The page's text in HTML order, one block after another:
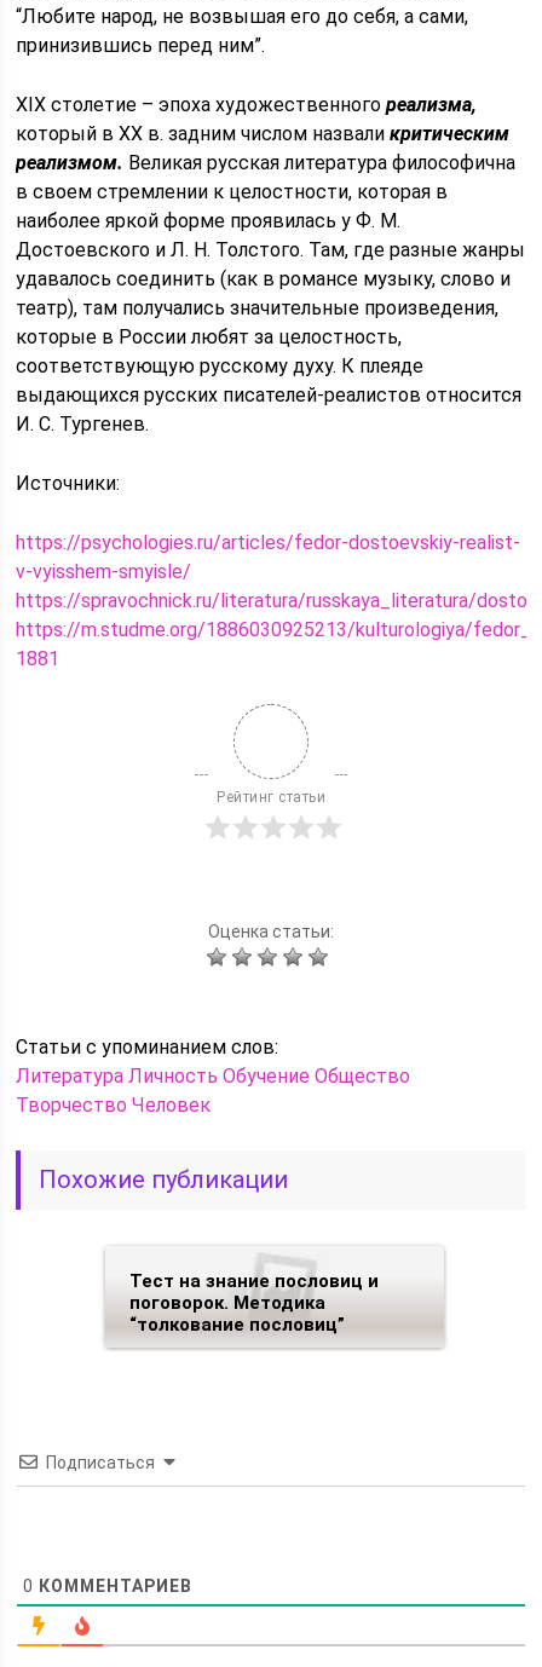
“Любите народ, не возвышая его до себя, а сами,
принизившись перед ним”.
XIX столетие – эпоха художественногореализма,
который в XX в. задним числом назваликритическим
реализмом. Великая русская литература философична
в своем стремлении к целостности, которая в
наиболее яркой форме проявилась у Ф. М.
Достоевского и Л. Н. Толстого. Там, где разные жанры
удавалось соединить (как в романсе музыку, слово и
театр), там получались значительные произведения,
которые в России любят за целостность,
соответствующую русскому духу. К плеяде
выдающихся русских писателей-реалистов относится
И. С. Тургенев.
Источники:
https://psychologies.ru/articles/fedor-dostoevskiy-realist-
v-vyisshem-smyisle/
https://spravochnick.ru/literatura/russkaya_literatura/
https://m.studme.org/1886030925213/kulturologiya/
1881
Рейтинг статьи
Оценка статьи:
Статьи c упоминанием слов:
Литература Личность Обучение Общество
Творчество Человек
Похожие публикации
Тест на знание пословиц и
поговорок. Методика
“толкование пословиц”
Подписаться
0 КОММЕНТАРИЕВ